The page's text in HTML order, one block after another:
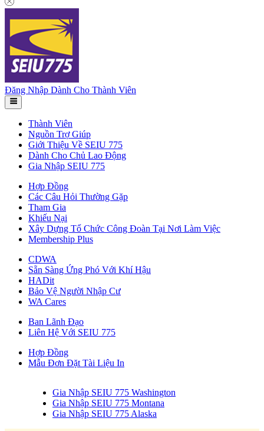
Đăng Nhập Dành Cho Thành Viên
Thành Viên
Nguồn Trợ Giúp
Giới Thiệu Về SEIU 775
Dành Cho Chủ Lao Động
Gia Nhập SEIU 775
Hợp Đồng
Các Câu Hỏi Thường Gặp
Tham Gia
Khiếu Nại
Xây Dựng Tổ Chức Công Đoàn Tại Nơi Làm Việc
Membership Plus
CDWA
Sẵn Sàng Ứng Phó Với Khí Hậu
HADit
Bảo Vệ Người Nhập Cư
WA Cares
Ban Lãnh Đạo
Liên Hệ Với SEIU 775
Hợp Đồng
Mẫu Đơn Đặt Tài Liệu In
Gia Nhập SEIU 775 Washington
Gia Nhập SEIU 775 Montana
Gia Nhập SEIU 775 Alaska